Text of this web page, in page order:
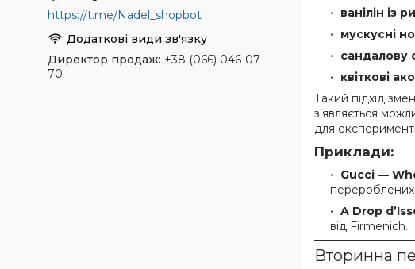
ванілін із
мускусні
сандалову
квіткові
Такий підхід
з’являється
для
Приклади:
Gucci —
перероблених
A Drop
від Firmenich.
Вторинна
https://t.me/Nadel_shopbot
Директор продаж +38 (066) 046-07-
70